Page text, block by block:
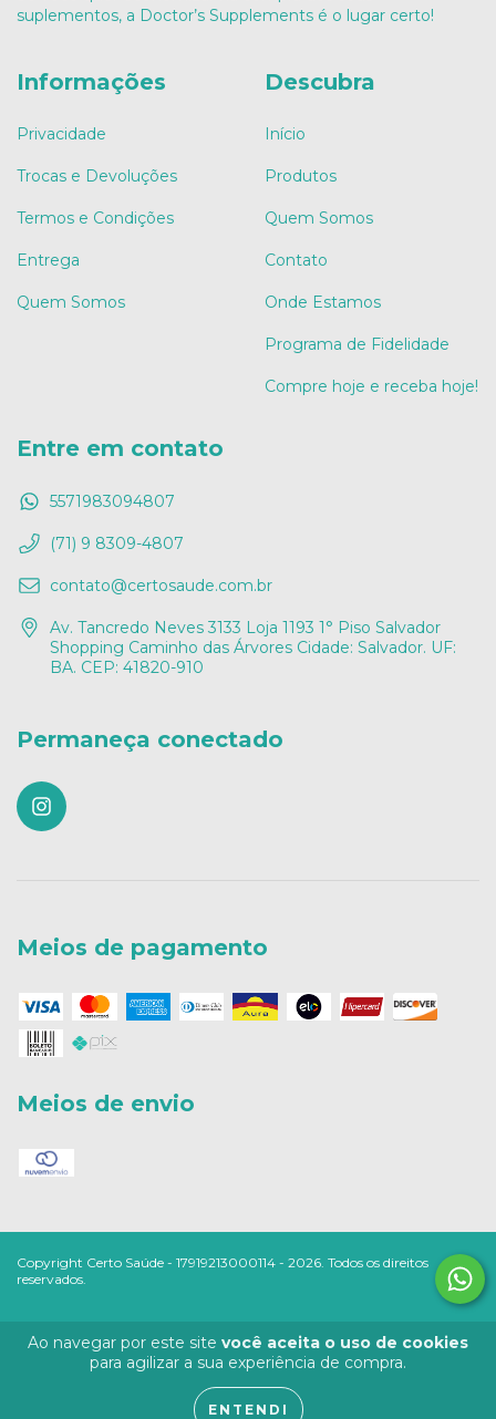
Ao navegar por este site você aceita o uso de cookies
para agilizar a sua experiência de compra.
ENTENDI
suplementos, a Doctor’s Supplements é o lugar certo!
Informações
Privacidade
Trocas e Devoluções
Termos e Condições
Entrega
Quem Somos
Descubra
Início
Produtos
Quem Somos
Contato
Onde Estamos
Programa de Fidelidade
Compre hoje e receba hoje!
Entre em contato
5571983094807
(71) 9 8309-4807
contato@certosaude.com.br
Av. Tancredo Neves 3133 Loja 1193 1° Piso Salvador
Shopping Caminho das Árvores Cidade: Salvador. UF:
BA. CEP: 41820-910
Permaneça conectado
Meios de pagamento
Meios de envio
Copyright Certo Saúde - 17919213000114 - 2026. Todos os direitos
reservados.